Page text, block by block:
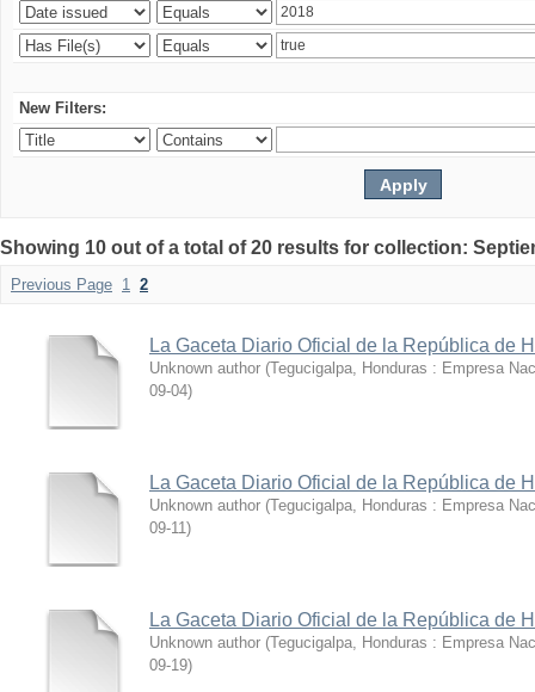
New Filters:
Showing 10 out of a total of 20 results for collection:
Previous Page 1 2
La Gaceta Diario Oficial de la República de
Unknown author (Tegucigalpa, Honduras : Empresa
09-04)
La Gaceta Diario Oficial de la República de
Unknown author (Tegucigalpa, Honduras : Empresa
09-11)
La Gaceta Diario Oficial de la República de
Unknown author (Tegucigalpa, Honduras : Empresa
09-19)